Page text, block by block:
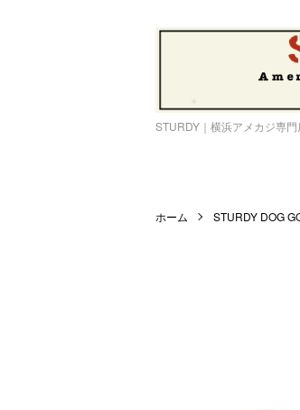
STURDY｜横浜アメカジ専門
ホーム STURDY DOG